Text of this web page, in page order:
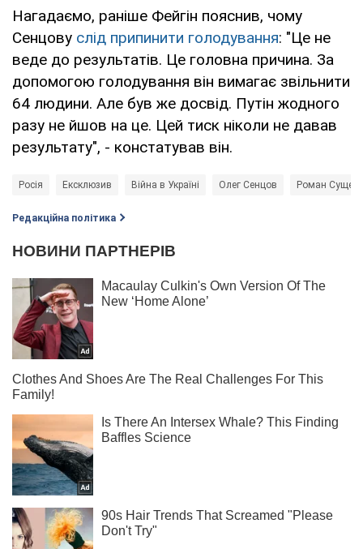
Нагадаємо, раніше Фейгін пояснив, чому
Сенцову слід припинити голодування: "Це не
веде до результатів. Це головна причина. За
допомогою голодування він вимагає звільнити
64 людини. Але був же досвід. Путін жодного
разу не йшов на це. Цей тиск ніколи не давав
результату", - констатував він.
Росія Ексклюзив Війна в Україні Олег Сенцов Роман
Редакційна політика